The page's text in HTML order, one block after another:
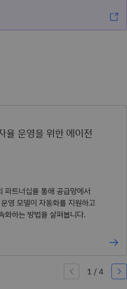
율 운영을 위한 에이전
트너십을 통해 공급망에서
영 모델이 자동화를 지원하고
화하는 방법을 살펴봅니다.